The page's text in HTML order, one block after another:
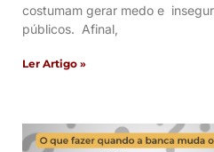
costumam gerar medo e
públicos. Afinal,
Ler Artigo »